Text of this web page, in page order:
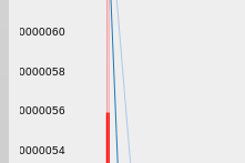
0.0000054
0.0000056
0.0000058
0.0000060